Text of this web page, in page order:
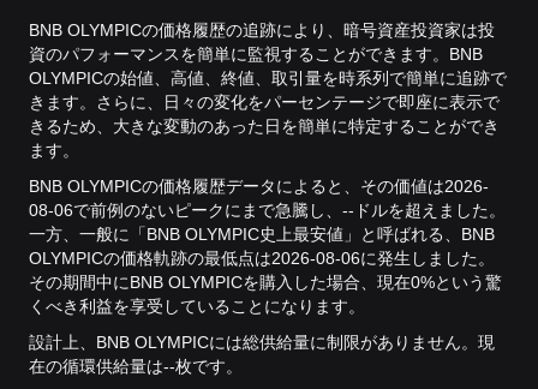
BNB OLYMPICの価格履歴の追跡により、暗号資産投資家は投
資のパフォーマンスを簡単に監視することができます。BNB
OLYMPICの始値、高値、終値、取引量を時系列で簡単に追跡で
きます。さらに、日々の変化をパーセンテージで即座に表示で
きるため、大きな変動のあった日を簡単に特定することができ
ます。
BNB OLYMPICの価格履歴データによると、その価値は2026-
08-06で前例のないピークにまで急騰し、--ドルを超えました。
一方、一般に「BNB OLYMPIC史上最安値」と呼ばれる、BNB
OLYMPICの価格軌跡の最低点は2026-08-06に発生しました。
その期間中にBNB OLYMPICを購入した場合、現在0%という驚
くべき利益を享受していることになります。
設計上、BNB OLYMPICには総供給量に制限がありません。現
在の循環供給量は--枚です。